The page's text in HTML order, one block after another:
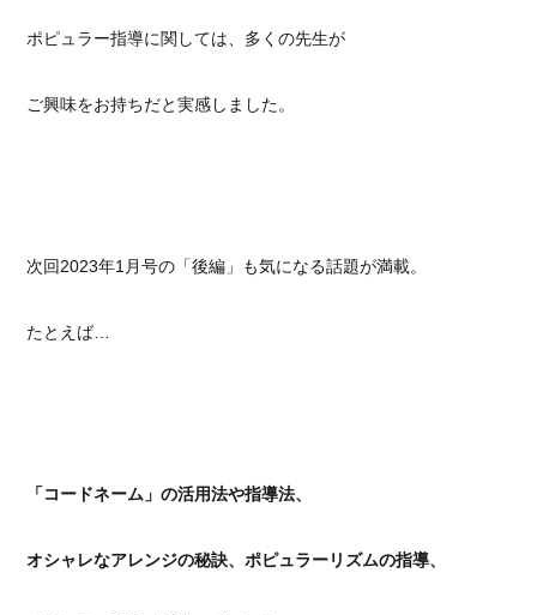
ポピュラー指導に関しては、多くの先生が
ご興味をお持ちだと実感しました。
次回2023年1月号の「後編」も気になる話題が満載。
たとえば…
「コードネーム」の活用法や指導法、
オシャレなアレンジの秘訣、ポピュラーリズムの指導、